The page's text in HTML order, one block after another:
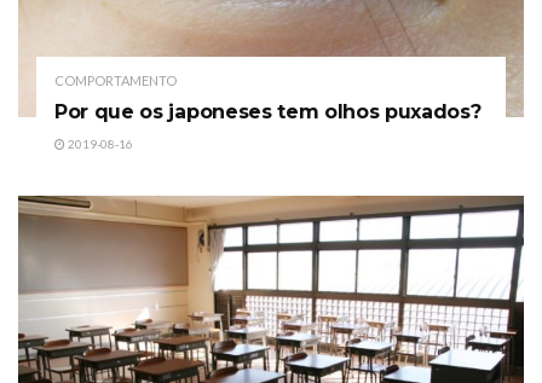
COMPORTAMENTO
Por que os japoneses tem olhos puxados?
2019-08-16